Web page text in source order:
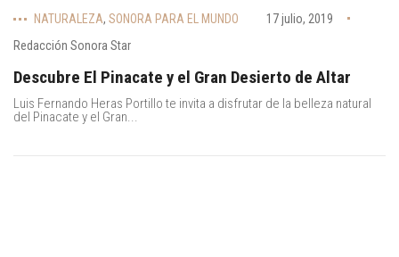
NATURALEZA, SONORA PARA EL MUNDO
17 julio, 2019
Redacción Sonora Star
Descubre El Pinacate y el Gran Desierto de Altar
Luis Fernando Heras Portillo te invita a disfrutar de la belleza natural
del Pinacate y el Gran...